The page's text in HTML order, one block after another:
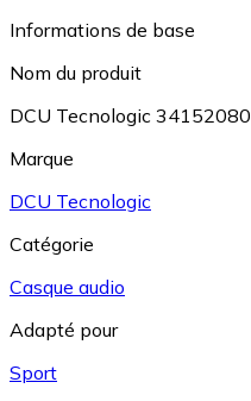
Informations de base
Nom du produit
DCU Tecnologic 34152080
Marque
DCU Tecnologic
Catégorie
Casque audio
Adapté pour
Sport